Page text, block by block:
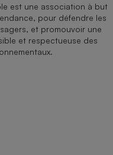
est une association à but
pour défendre les
et promouvoir une
et respectueuse des